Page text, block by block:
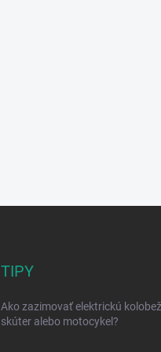
TIPY
Ako zazimovať elektrickú
skúter alebo motocykel?